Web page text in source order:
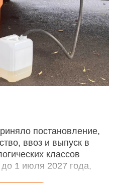
постановление,
ввоз и выпуск в
классов
1 июля 2027 года,